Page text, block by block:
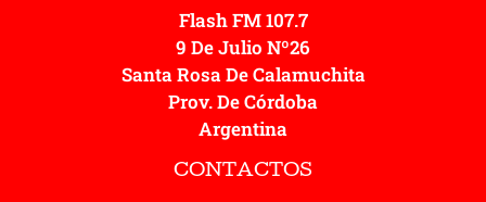
Flash FM 107.7
9 De Julio Nº26
Santa Rosa De Calamuchita
Prov. De Córdoba
Argentina
CONTACTOS